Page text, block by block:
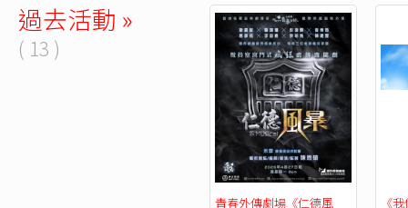
過去活動 »
( 13 )
青春外傳劇場《仁德風
《